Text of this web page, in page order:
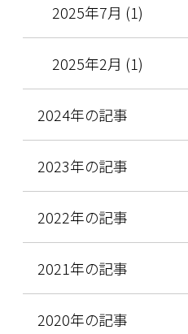
2025年7月 (1)
2025年2月 (1)
2024年の記事
2023年の記事
2022年の記事
2021年の記事
2020年の記事